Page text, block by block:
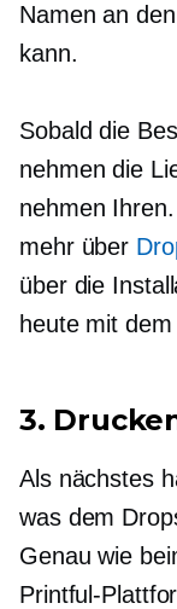
Namen an
kann.
Sobald die
nehmen die
nehmen
mehr über
über die
heute mit
3.
Als nächstes
was dem
Genau wie
Printful-